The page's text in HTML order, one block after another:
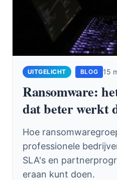
BLOG 15
Ransomware:
dat beter werkt
Hoe
professionele
SLA's en
eraan kunt doen.